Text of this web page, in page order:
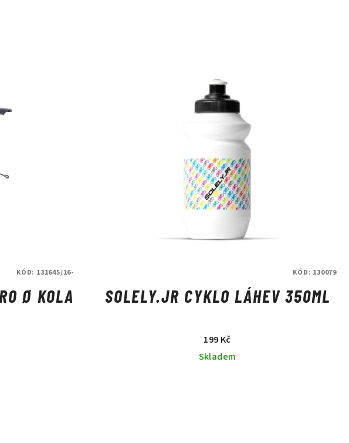
Vyvinuto ve spolupráci s dětskými fyzioterapeuty
Konstrukce a geometrie na míru dětem
Uzpůsobeno dětským možnostem a potřebám
Praha - DR SPORT je jedním z vybraných prodejců kol značky
Přijďte nás navštívit a na kola se osobně podívat na naší prodejně v
Ø KOLA
KÓD: 131645/16-
SOLELY.JR CYKLO LÁHEV 350ML
199 Kč
Skladem
KÓD: 130079